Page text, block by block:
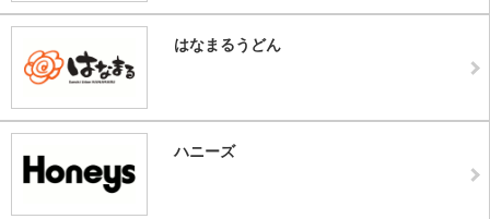
はなまるうどん
ハニーズ